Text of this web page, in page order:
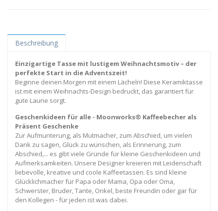
Beschreibung
Einzigartige Tasse mit lustigem Weihnachtsmotiv – der
perfekte Start in die Adventszeit!
Beginne deinen Morgen mit einem Lächeln! Diese Keramiktasse
ist mit einem Weihnachts-Design bedruckt, das garantiert für
gute Laune sorgt.
Geschenkideen für alle - Moonworks® Kaffeebecher als
Präsent Geschenke
Zur Aufmunterung, als Mutmacher, zum Abschied, um vielen
Dank zu sagen, Glück zu wünschen, als Erinnerung, zum
Abschied,... es gibt viele Gründe für kleine Geschenkideen und
Aufmerksamkeiten. Unsere Designer kreieren mit Leidenschaft
liebevolle, kreative und coole Kaffeetassen. Es sind kleine
Glücklichmacher für Papa oder Mama, Opa oder Oma,
Schwerster, Bruder, Tante, Onkel, beste Freundin oder gar für
den Kollegen - für jeden ist was dabei.